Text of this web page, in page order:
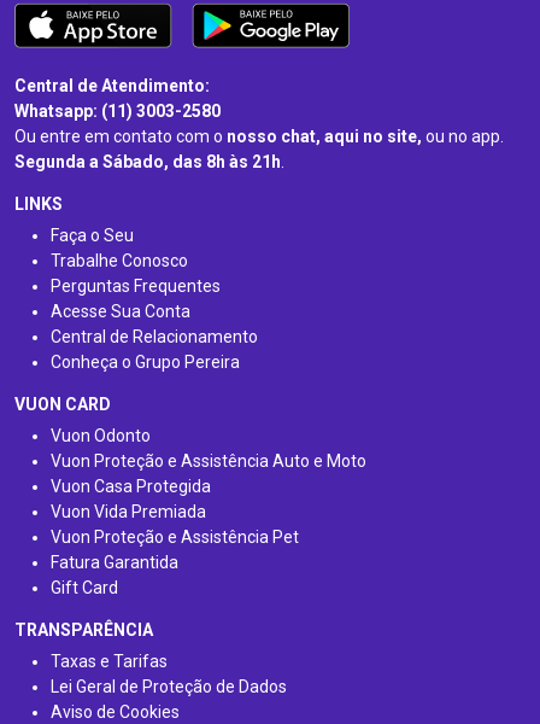
Central de Atendimento:
Whatsapp: (11) 3003-2580
Ou entre em contato com o nosso chat, aqui no site, ou no app.
Segunda a Sábado, das 8h às 21h.
LINKS
Faça o Seu
Trabalhe Conosco
Perguntas Frequentes
Acesse Sua Conta
Central de Relacionamento
Conheça o Grupo Pereira
VUON CARD
Vuon Odonto
Vuon Proteção e Assistência Auto e Moto
Vuon Casa Protegida
Vuon Vida Premiada
Vuon Proteção e Assistência Pet
Fatura Garantida
Gift Card
TRANSPARÊNCIA
Taxas e Tarifas
Lei Geral de Proteção de Dados
Aviso de Cookies